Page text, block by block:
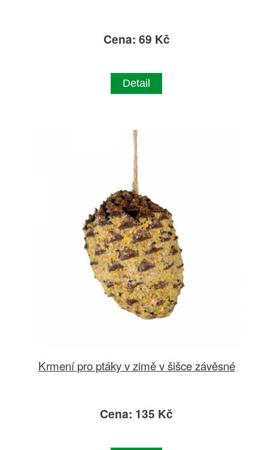
Cena: 69 Kč
Detail
Krmení pro ptáky v zimě v šišce závěsné
Cena: 135 Kč